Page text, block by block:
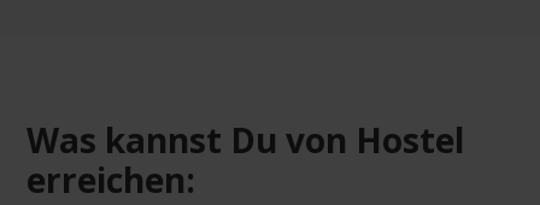
Was kannst Du von Hostel
erreichen: